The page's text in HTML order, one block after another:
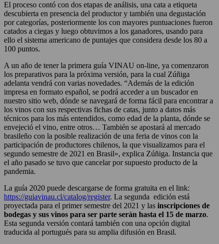
El proceso contó con dos etapas de análisis, una cata a etiqueta
descubierta en presencia del productor y también una degustación
por categorías, posteriormente los con mayores puntuaciones fueron
catados a ciegas y luego obtuvimos a los ganadores, usando para
ello el sistema americano de puntajes que considera desde los 80 a
100 puntos.
A un año de tener la primera guía VINAU on-line, ya comenzaron
los preparativos para la próxima versión, para la cual Zúñiga
adelanta vendrá con varias novedades. “Además de la edición
impresa en formato español, se podrá acceder a un buscador en
nuestro sitio web, dónde se navegará de forma fácil para encontrar a
los vinos con sus respectivas fichas de catas, junto a datos más
técnicos para los más entendidos, como edad de la planta, dónde se
envejeció el vino, entre otros… También se apostará al mercado
brasileño con la posible realización de una feria de vinos con la
participación de productores chilenos, la que visualizamos para el
segundo semestre de 2021 en Brasil», explica Zúñiga. Instancia que
el año pasado se tuvo que cancelar por supuesto producto de la
pandemia.
La guía 2020 puede descargarse de forma gratuita en el link:
https://guiavinau.cl/catalog/register. La segunda edición está
proyectada para el primer semestre del 2021 y las inscripciones de
bodegas y sus vinos para ser parte serán hasta el 15 de marzo.
Esta segunda versión contará también con una opción digital
traducida al portugués para su amplia difusión en Brasil.